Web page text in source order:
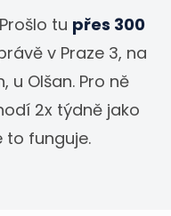
tu přes 300
v Praze 3, na
u Olšan. Pro ně
2x týdně jako
to funguje.